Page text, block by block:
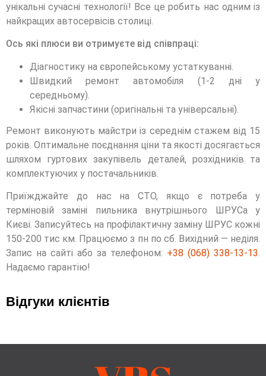
унікальні сучасні технології! Все це робить нас одним із
найкращих автосервісів столиці.
Ось які плюси ви отримуєте від співпраці:
Діагностику на європейському устаткуванні.
Швидкий ремонт автомобіля (1-2 дні у
середньому).
Якісні запчастини (оригінальні та універсальні).
Ремонт виконують майстри із середнім стажем від 15
років. Оптимальне поєднання ціни та якості досягається
шляхом гуртових закупівель деталей, розхідників та
комплектуючих у постачальників.
Приїжджайте до нас на СТО, якщо є потреба у
терміновій заміні пильника внутрішнього ШРУСа у
Києві. Записуйтесь на профілактичну заміну ШРУС кожні
150-200 тис км. Працюємо з пн по сб. Вихідний — неділя.
Запис на сайті або за телефоном: +38 (068) 338-13-13.
Надаємо гарантію!
Відгуки клієнтів